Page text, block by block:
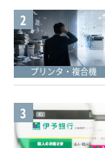
2
プリンタ・複合機
3